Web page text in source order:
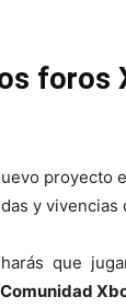
foros
proyecto
y vivencias
que
Comunidad